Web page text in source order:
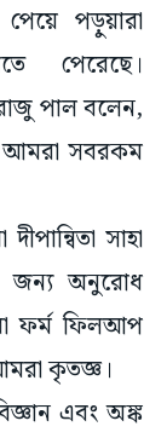
পড়ুয়ারা
পেরেছে।
রাজু পাল বলেন,
আমরা সবরকম
সাহা
জন্য অনুরোধ
ফর্ম ফিলআপ
কৃতজ্ঞ।
এবং অঙ্ক